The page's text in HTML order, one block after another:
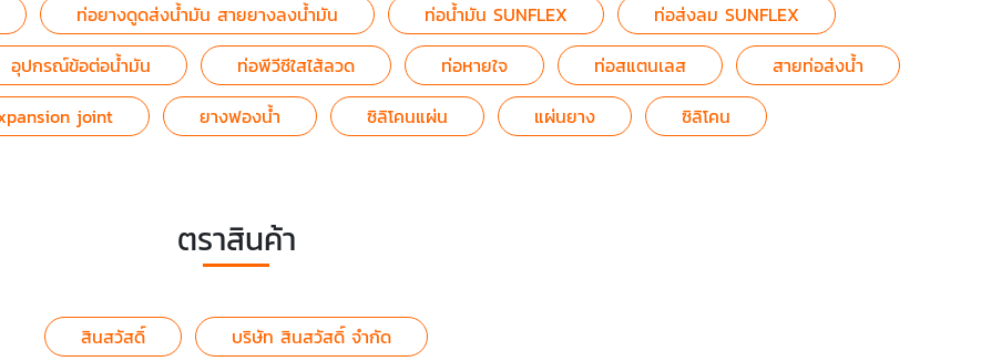
ท่อยางดูดส่งน้ำมัน สายยางลงน้ำมัน ท่อน้ำมัน SUNFLEX
ท่อส่งลม SUNFLEX
อุปกรณ์ข้อต่อน้ำมัน ท่อพีวีซีใสไส้ลวด ท่อหายใจ ท่อสแตนเลส
สายท่อส่งน้ำ
joint ยางฟองน้ำ ซิลิโคนแผ่น แผ่นยาง ซิลิโคน
ตราสินค้า
สินสวัสดิ์ บริษัท สินสวัสดิ์ จำกัด